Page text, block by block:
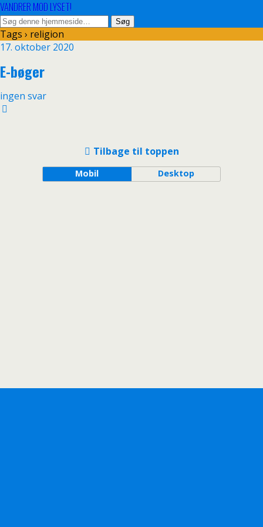
VANDRER MOD LYSET!
Tags › religion
17. oktober 2020
E-bøger
ingen svar
Tilbage til toppen
Mobil Desktop